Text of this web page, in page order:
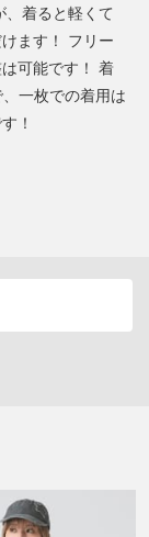
着ると軽くて
ます！ フリー
可能です！ 着
一枚での着用は
！